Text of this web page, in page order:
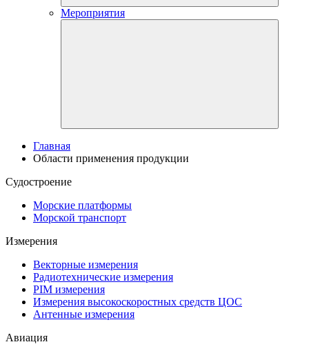
Мероприятия
Главная
Области применения продукции
Судостроение
Морские платформы
Морской транспорт
Измерения
Векторные измерения
Радиотехнические измерения
PIM измерения
Измерения высокоскоростных средств ЦОС
Антенные измерения
Авиация